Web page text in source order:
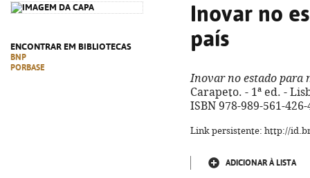
ENCONTRAR EM BIBLIOTECAS
BNP
PORBASE
Inovar no
país
Inovar no estado para
Carapeto. - 1ª ed. -
ISBN 978-989-561-426-
Link persistente: http://
ADICIONAR À LISTA